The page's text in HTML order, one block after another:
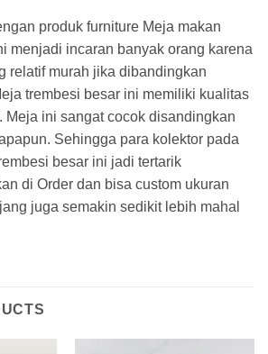
produk furniture Meja makan
menjadi incaran banyak orang karena
relatif murah jika dibandingkan
trembesi besar ini memiliki kualitas
Meja ini sangat cocok disandingkan
Sehingga para kolektor pada
besar ini jadi tertarik
di Order dan bisa custom ukuran
juga semakin sedikit lebih mahal